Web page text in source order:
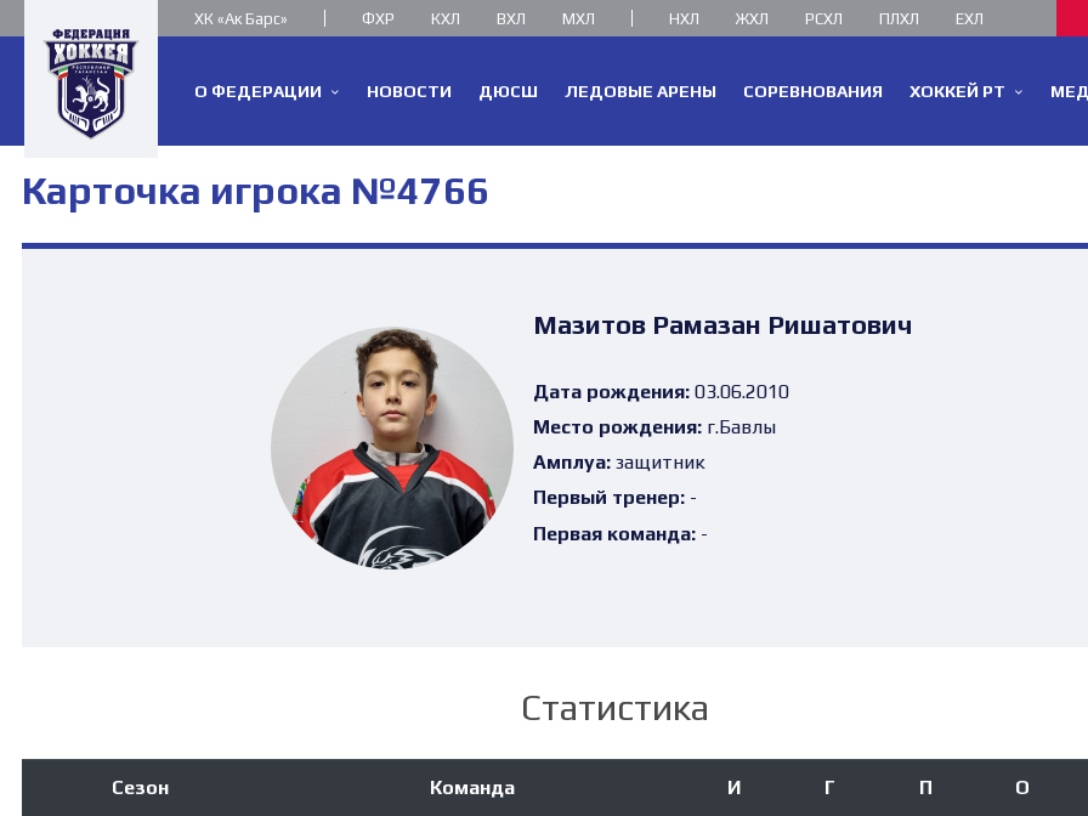
ХК «Ак Барс» ФХР КХЛ ВХЛ МХЛ НХЛ ЖХЛ РСХЛ ПЛХЛ ЕХЛ
О ФЕДЕРАЦИИ НОВОСТИ ДЮСШ ЛЕДОВЫЕ АРЕНЫ СОРЕВНОВАНИЯ ХОККЕЙ РТ
Карточка игрока №4766
Мазитов Рамазан Ришатович
Дата рождения:03.06.2010
Место рождения:г.Бавлы
Амплуа:защитник
Первый тренер:-
Первая команда:-
Статистика
Сезон Команда И Г П О